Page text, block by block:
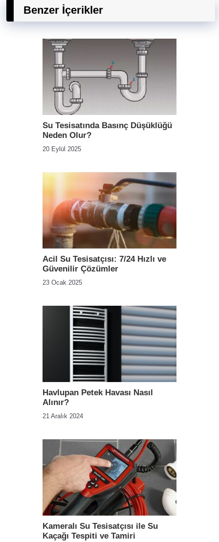
Benzer İçerikler
Su Tesisatında Basınç Düşüklüğü
Neden Olur?
20 Eylül 2025
Acil Su Tesisatçısı: 7/24 Hızlı ve
Güvenilir Çözümler
23 Ocak 2025
Havlupan Petek Havası Nasıl
Alınır?
21 Aralık 2024
Kameralı Su Tesisatçısı ile Su
Kaçağı Tespiti ve Tamiri